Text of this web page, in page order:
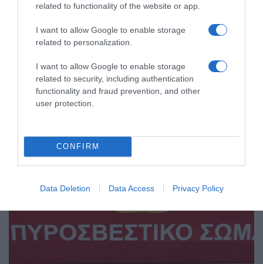
related to functionality of the website or app.
I want to allow Google to enable storage
related to personalization.
I want to allow Google to enable storage
related to security, including authentication
functionality and fraud prevention, and other
user protection.
CONFIRM
Data Deletion Data Access Privacy Policy
“Ελευθέριος Βενιζέλος”: Συνελήφθη
37χρονος με 4 μαχαίρια και δύο
ψαλίδια κλαδέματος
Επρόκειτο να επιβιβαστεί σε πτήση με προορισμό το
εξωτερικό